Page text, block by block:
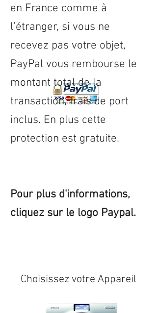
en France comme à
l’étranger, si vous ne
recevez pas votre objet,
PayPal vous rembourse le
montant total de la
transaction, frais de port
inclus. En plus cette
protection est gratuite.
Pour plus d'informations,
cliquez sur le logo Paypal.
Choisissez votre Appareil